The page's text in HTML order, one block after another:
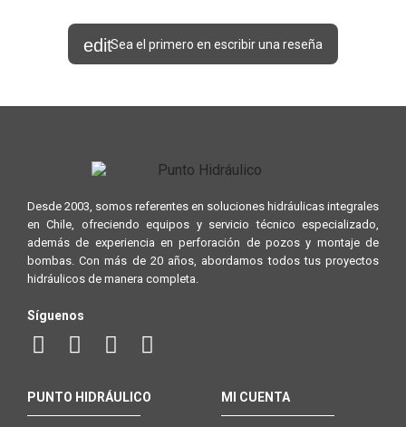
Sea el primero en escribir una reseña
Desde 2003, somos referentes en soluciones hidráulicas integrales
en Chile, ofreciendo equipos y servicio técnico especializado,
además de experiencia en perforación de pozos y montaje de
bombas. Con más de 20 años, abordamos todos tus proyectos
hidráulicos de manera completa.
Síguenos
PUNTO HIDRÁULICO MI CUENTA